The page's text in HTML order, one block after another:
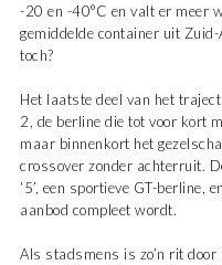
-20 en -40°C en valt er meer
gemiddelde container uit
toch?
Het laatste deel van het
2, de berline die tot voor kort
maar binnenkort het
crossover zonder achterruit.
‘5’, een sportieve GT-berline,
aanbod compleet wordt.
Als stadsmens is zo’n rit